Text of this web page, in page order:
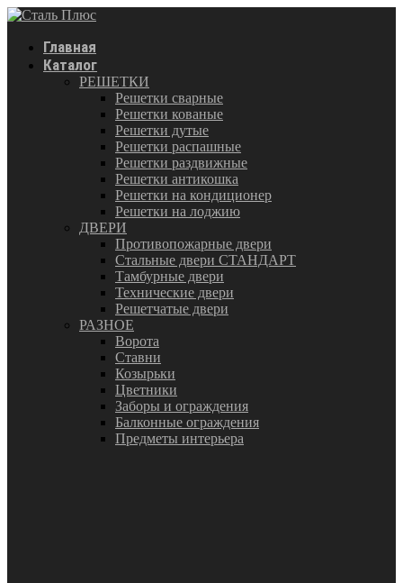
Главная
Каталог
РЕШЕТКИ
Решетки сварные
Решетки кованые
Решетки дутые
Решетки распашные
Решетки раздвижные
Решетки антикошка
Решетки на кондиционер
Решетки на лоджию
ДВЕРИ
Противопожарные двери
Стальные двери СТАНДАРТ
Тамбурные двери
Технические двери
Решетчатые двери
РАЗНОЕ
Ворота
Ставни
Козырьки
Цветники
Заборы и ограждения
Балконные ограждения
Предметы интерьера